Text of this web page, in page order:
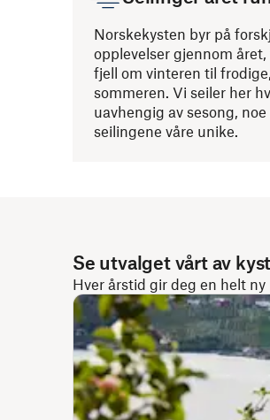
Norskekysten byr på
opplevelser gjennom
fjell om vinteren til
sommeren. Vi seiler her
uavhengig av sesong,
seilingene våre unike.
Se utvalget vårt av
Hver årstid gir deg en helt